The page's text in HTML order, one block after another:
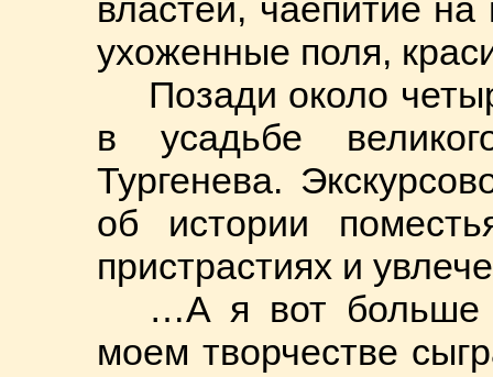
властей, чаепитие
ухоженные поля,
Позади около
в усадьбе
Тургенева.
об истории
пристрастиях и
…А я вот больше
моем творчестве